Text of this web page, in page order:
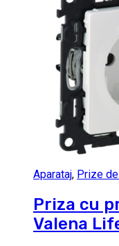
Aparataj, Prize
Priza cu
Valena